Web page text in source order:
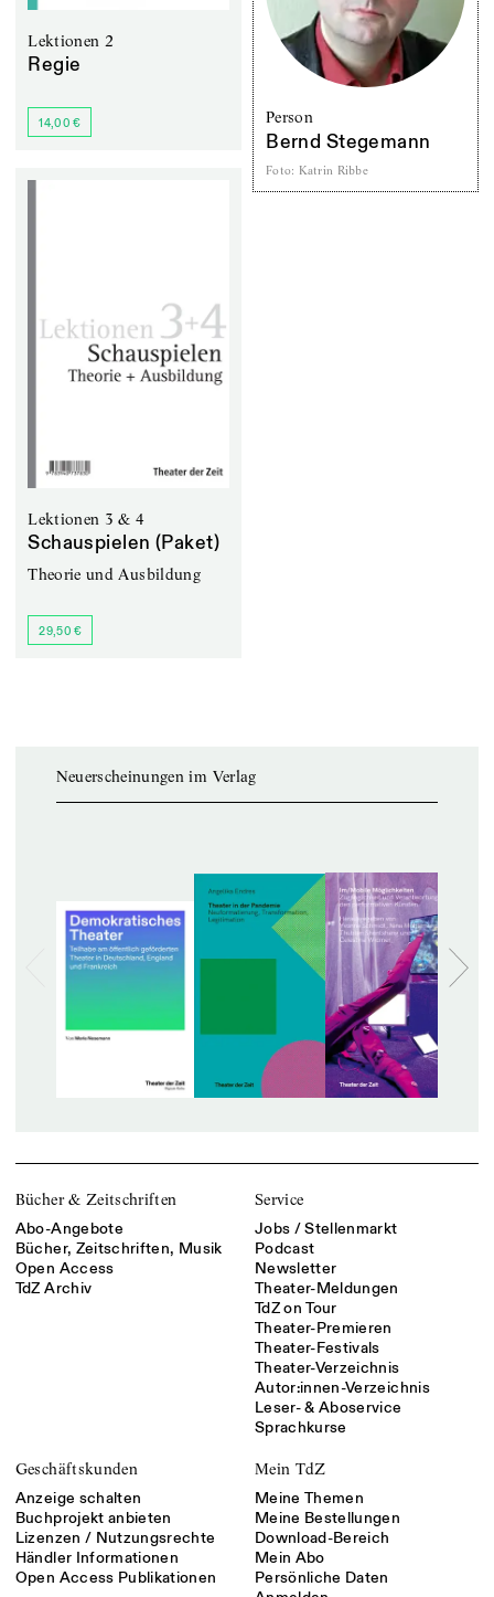
Lektionen 2
Regie
14,00 € Person
Bernd Stegemann
Foto: Katrin Ribbe
Lektionen 3 & 4
Schauspielen (Paket)
Theorie und Ausbildung
29,50 €
Neuerscheinungen im Verlag
Bücher & Zeitschriften
Abo-Angebote
Bücher, Zeitschriften, Musik
Open Access
TdZ Archiv
Service
Jobs / Stellenmarkt
Podcast
Newsletter
Theater-Meldungen
TdZ on Tour
Theater-Premieren
Theater-Festivals
Theater-Verzeichnis
Autor:innen-Verzeichnis
Leser- & Aboservice
Sprachkurse
Geschäftskunden
Anzeige schalten
Buchprojekt anbieten
Lizenzen / Nutzungsrechte
Händler Informationen
Open Access Publikationen
Mein TdZ
Meine Themen
Meine Bestellungen
Download-Bereich
Mein Abo
Persönliche Daten